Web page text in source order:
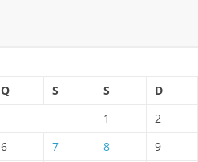
Q S S
D
1
2
6 7 8
9